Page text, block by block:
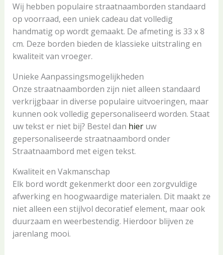
Wij hebben populaire straatnaamborden standaard
op voorraad, een uniek cadeau dat volledig
handmatig op wordt gemaakt. De afmeting is 33 x 8
cm. Deze borden bieden de klassieke uitstraling en
kwaliteit van vroeger.
Unieke Aanpassingsmogelijkheden
Onze straatnaamborden zijn niet alleen standaard
verkrijgbaar in diverse populaire uitvoeringen, maar
kunnen ook volledig gepersonaliseerd worden. Staat
uw tekst er niet bij? Bestel dan hieruw
gepersonaliseerde straatnaambord onder
Straatnaambord met eigen tekst.
Kwaliteit en Vakmanschap
Elk bord wordt gekenmerkt door een zorgvuldige
afwerking en hoogwaardige materialen. Dit maakt ze
niet alleen een stijlvol decoratief element, maar ook
duurzaam en weerbestendig. Hierdoor blijven ze
jarenlang mooi.